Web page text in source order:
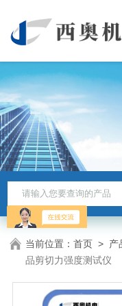
当前位置：首页 > 产
品剪切力强度测试仪